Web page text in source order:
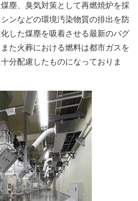
塵、臭気対策として再燃焼炉を採
ンなどの環境汚染物質の排出を防
した煤塵を吸着させる最新のバグ
た火葬における燃料は都市ガスを
分配慮したものになっておりま